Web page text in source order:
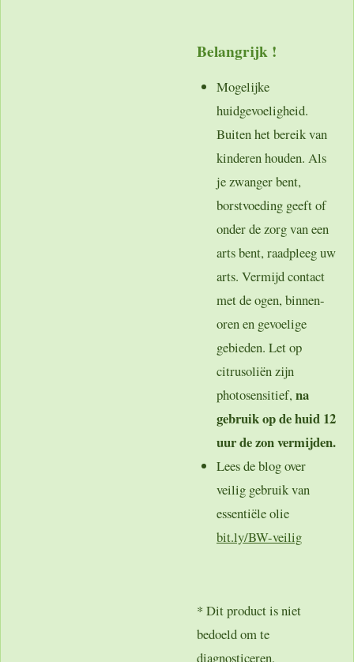
Belangrijk !
Mogelijke
huidgevoeligheid.
Buiten het bereik van
kinderen houden. Als
je zwanger bent,
borstvoeding geeft of
onder de zorg van een
arts bent, raadpleeg uw
arts. Vermijd contact
met de ogen, binnen-
oren en gevoelige
gebieden. Let op
citrusoliën zijn
photosensitief, na
gebruik op de huid 12
uur de zon vermijden.
Lees de blog over
veilig gebruik van
essentiële olie
bit.ly/BW-veilig
* Dit product is niet
bedoeld om te
diagnosticeren,